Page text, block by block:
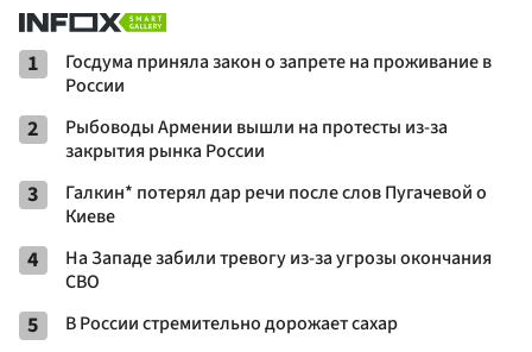
1
Госдума приняла закон о запрете на проживание в
России
2
Рыбоводы Армении вышли на протесты из-за
закрытия рынка России
3
Галкин* потерял дар речи после слов Пугачевой о
Киеве
4
На Западе забили тревогу из-за угрозы окончания
СВО
5 В России стремительно дорожает сахар